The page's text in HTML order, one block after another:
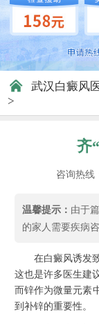
武汉白癜风
>
齐
咨询热线
温馨提示： 由于
的家人需要疾病
在白癜风诱发致
这也是许多医生建
而锌作为微量元素
到补锌的重要性。